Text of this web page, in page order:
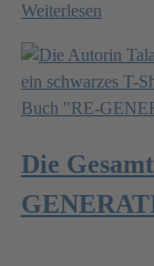
Weiterlesen
Die